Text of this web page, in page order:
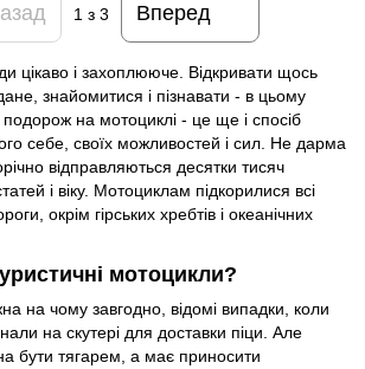
1 з 3 Вперед
цікаво і захоплююче. Відкривати щось
знайомитися і пізнавати - в цьому
на мотоциклі - це ще і спосіб
себе, своїх можливостей і сил. Не дарма
відправляються десятки тисяч
і віку. Мотоциклам підкорилися всі
окрім гірських хребтів і океанічних
мотоцикли?
на чому завгодно, відомі випадки, коли
на скутері для доставки піци. Але
бути тягарем, а має приносити